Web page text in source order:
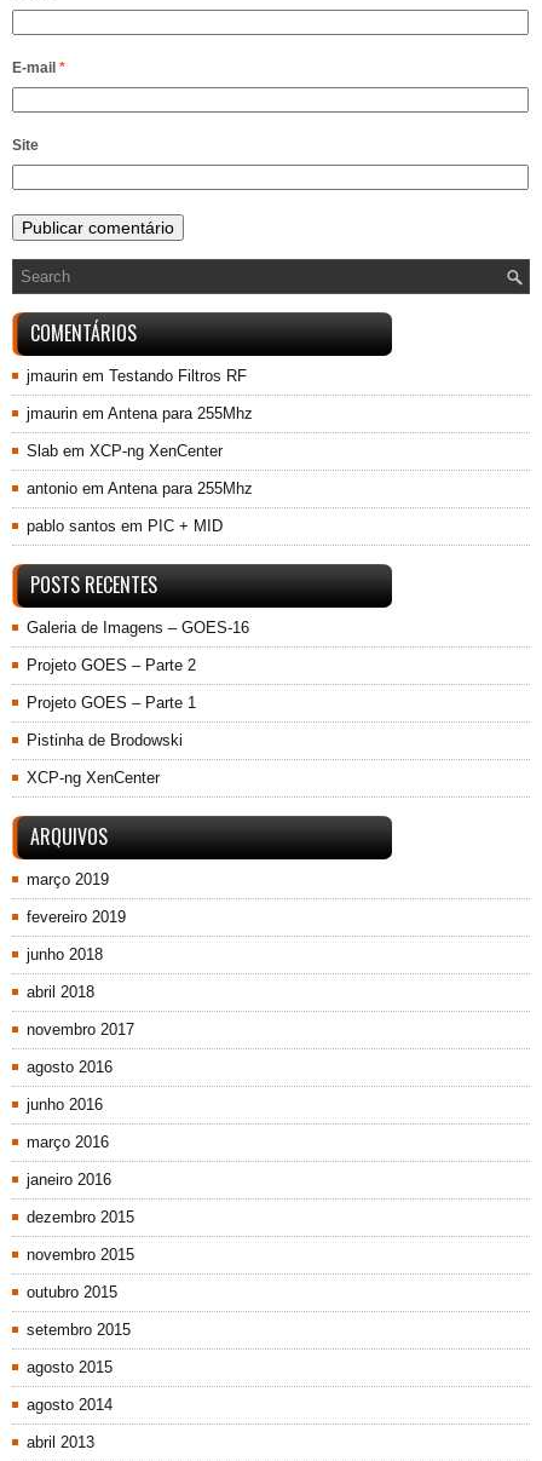
E-mail *
Site
COMENTÁRIOS
jmaurin em Testando Filtros RF
jmaurin em Antena para 255Mhz
Slab em XCP-ng XenCenter
antonio em Antena para 255Mhz
pablo santos em PIC + MID
POSTS RECENTES
Galeria de Imagens – GOES-16
Projeto GOES – Parte 2
Projeto GOES – Parte 1
Pistinha de Brodowski
XCP-ng XenCenter
ARQUIVOS
março 2019
fevereiro 2019
junho 2018
abril 2018
novembro 2017
agosto 2016
junho 2016
março 2016
janeiro 2016
dezembro 2015
novembro 2015
outubro 2015
setembro 2015
agosto 2015
agosto 2014
abril 2013